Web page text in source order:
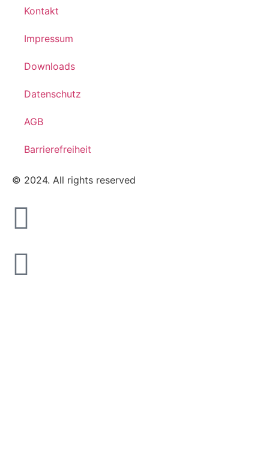
Kontakt
Impressum
Downloads
Datenschutz
AGB
Barrierefreiheit
© 2024. All rights reserved